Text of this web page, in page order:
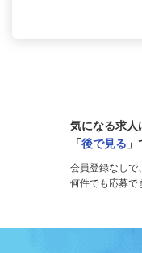
気になる求人
「後で見る
会員登録なしで、
何件でも応募で